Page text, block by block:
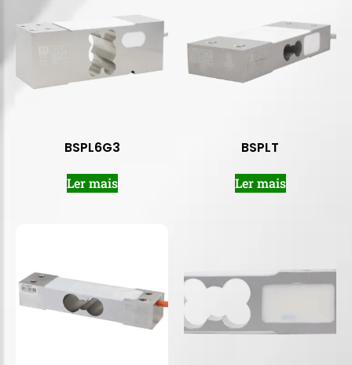
BSPL6G3
Ler mais
BSPLT
Ler mais